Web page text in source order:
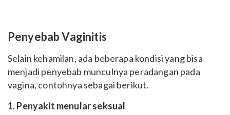
Penyebab Vaginitis
Selain kehamilan, ada beberapa kondisi yang bisa
menjadi penyebab munculnya peradangan pada
vagina, contohnya sebagai berikut.
1. Penyakit menular seksual